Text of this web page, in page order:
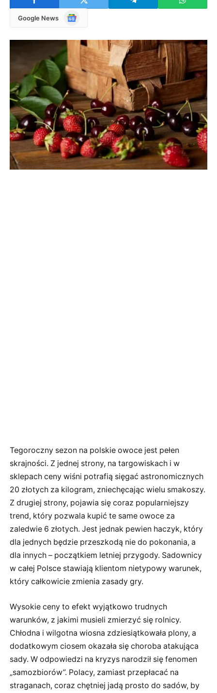
Google News
Google
Tegoroczny sezon na polskie owoce jest pełen
skrajności. Z jednej strony, na targowiskach i w
sklepach ceny wiśni potrafią sięgać astronomicznych
20 złotych za kilogram, zniechęcając wielu smakoszy.
Z drugiej strony, pojawia się coraz popularniejszy
trend, który pozwala kupić te same owoce za
zaledwie 6 złotych. Jest jednak pewien haczyk, który
dla jednych będzie przeszkodą nie do pokonania, a
dla innych – początkiem letniej przygody. Sadownicy
w całej Polsce stawiają klientom nietypowy warunek,
który całkowicie zmienia zasady gry.
Wysokie ceny to efekt wyjątkowo trudnych
warunków, z jakimi musieli zmierzyć się rolnicy.
Chłodna i wilgotna wiosna zdziesiątkowała plony, a
dodatkowym ciosem okazała się choroba atakująca
sady. W odpowiedzi na kryzys narodził się fenomen
„samozbiorów”. Polacy, zamiast przepłacać na
straganach, coraz chętniej jadą prosto do sadów, by